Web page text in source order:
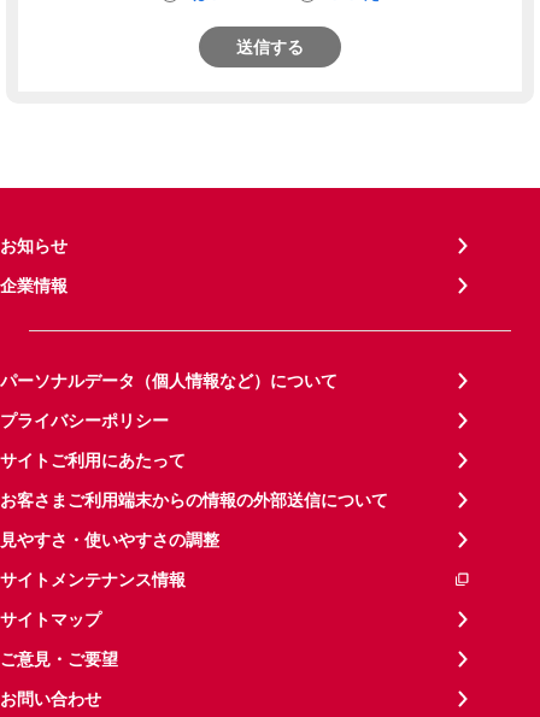
送信する
お知らせ
企業情報
パーソナルデータ（個人情報など）について
プライバシーポリシー
サイトご利用にあたって
お客さまご利用端末からの情報の外部送信について
見やすさ・使いやすさの調整
サイトメンテナンス情報
サイトマップ
ご意見・ご要望
お問い合わせ